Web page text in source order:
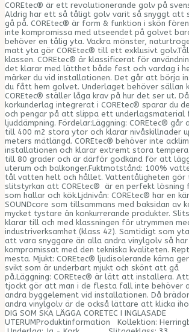
COREtec® är ett revolutionerande golv på
Aldrig har ett så tåligt golv varit så snyggt att
gå på. COREtec® är form & funktion i skön
inte kompromissa med utseendet på golvet
behöver en tålig yta. Vackra mönster,
matt yta gör COREtec® till ett exklusivt
klassen. COREtec® är klassificerat för
det klarar med lätthet både fest och vardag i
märker du vid installationen. Det går att börja
du fått hem golvet. Underlaget behöver sällan
COREtec® ställer låga krav på hur det ser ut.
korkunderlag integrerat i COREtec® sparar du
och pengar på att slippa ett underlagsmaterial
ljuddämpning. Fördelar:Läggning: COREtec®
till 400 m2 stora ytor och klarar nivåskillnader
meters mätlängd. COREtec® behöver inte
installationen och klarar extremt stora
till 80 grader och är därför godkänd för att
uterum och balkonger.Fuktmotstånd: 100%
tål vatten helt och hållet. Vattentåligheten gör
slitstyrkan att COREtec® är en perfekt
som hallar och kök.Ljdnivån: COREtec® har en
SOUNDcore som tillsammans med baksidan av
mycket tystare än konkurrerande produkter.
klarar till och med klassningen för utrymmen
industriverksamhet (klass 42). Samtidigt som
att vara snyggare än alla andra vinylgolv så har
kompromissat med den tekniska kvaliteten.
mesta. Mjukt: COREtec® ljudisolerande kärna
svikt som är underbart mjukt och skönt att gå
på.Läggning: COREtec® är lätt att installera.
tjockt gör att man i de flesta fall inte behöver
andra byggelement vid installationen. Då
andra vinylgolv är de också lättare att klicka
DIG SOM SKA LÄGGA CORETEC I INGLASADE
UTERUMProduktinformation Kollektion: